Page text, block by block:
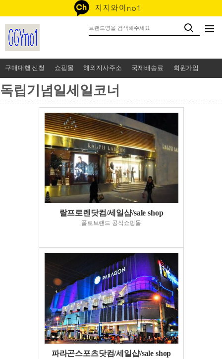
구매대행 신청 쇼핑몰 해외지사주소 국제배송료 회원가입
독립기념일세일코너
랄프로렌닷컴/세일샵/sale shop
폴로브랜드 공식쇼핑몰
파라곤스포츠닷컴/세일샵/sale shop